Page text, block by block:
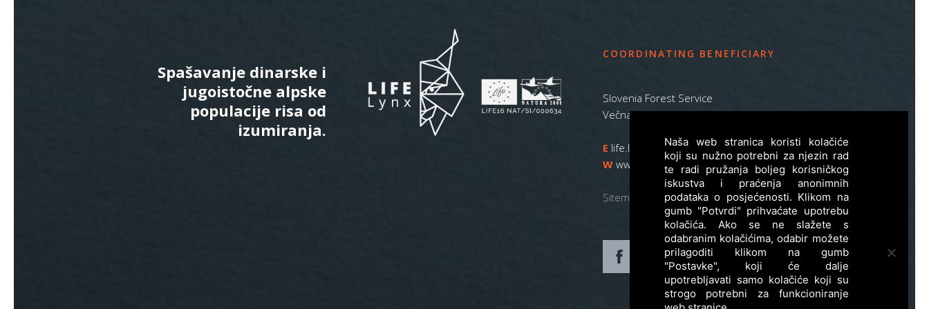
Spašavanje dinarske i
jugoistočne alpske
populacije risa od
izumiranja.
COORDINATING BENEFICIARY
Slovenia Forest Service
Večna pot 2, SI – 1000 Ljubljana
E life.lynx.eu@gmail.com
W www.zgs.si
Sitemap
Naša web stranica koristi kolačiće
koji su nužno potrebni za njezin rad
te radi pružanja boljeg korisničkog
iskustva i praćenja anonimnih
podataka o posjećenosti. Klikom na
gumb "Potvrdi" prihvaćate upotrebu
kolačića. Ako se ne slažete s
odabranim kolačićima, odabir možete
prilagoditi klikom na gumb
"Postavke", koji će dalje
upotrebljavati samo kolačiće koji su
strogo potrebni za funkcioniranje